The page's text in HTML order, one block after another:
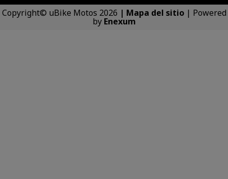
Copyright© uBike Motos 2026 | Mapa del sitio| Powered
by Enexum